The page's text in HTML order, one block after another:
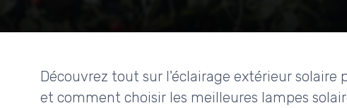
Découvrez tout sur l'éclairage extérieur solaire
et comment choisir les meilleures lampes